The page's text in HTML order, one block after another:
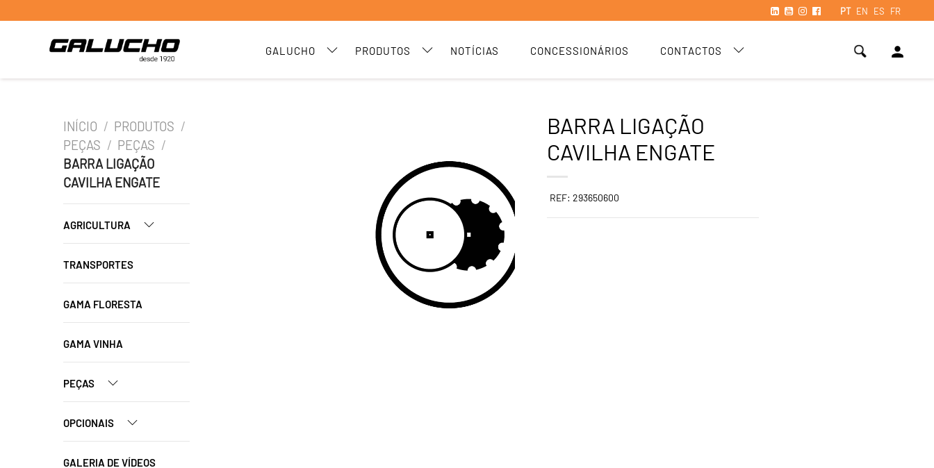
PT EN ES FR
GALUCHO PRODUTOS NOTÍCIAS CONCESSIONÁRIOS CONTACTOS person
INÍCIO / PRODUTOS /
PEÇAS / PEÇAS /
BARRA LIGAÇÃO
CAVILHA ENGATE
AGRICULTURA
TRANSPORTES
GAMA FLORESTA
GAMA VINHA
PEÇAS
OPCIONAIS
GALERIA DE VÍDEOS
BARRA LIGAÇÃO
CAVILHA ENGATE
REF: 293650600